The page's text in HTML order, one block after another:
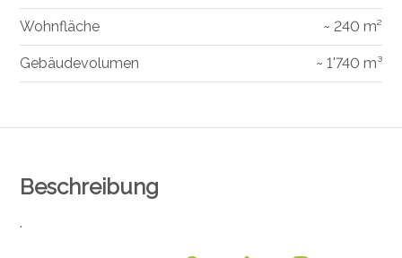
Beschreibung
.
Wohnfläche ~ 240 m²
Gebäudevolumen ~ 1'740 m³